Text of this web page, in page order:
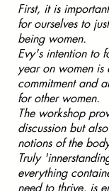
First, it is
for ourselves to
being women.
Evy's intention to
year on women is
commitment and
for other women.
The workshop
discussion but
notions of the
Truly
everything
need to thrive, is